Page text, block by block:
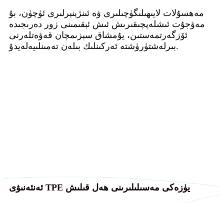
مەھسۇلات لايىھىلىگۈچىلىرى ۋە ئىنژېنېرلىرى ئۈچۈن، بۇ
مەۋجۇت ئىشلەپچىقىرىش ئىش ئېقىمىنى زور دەرىجىدە
ئۆزگەرتمەستىن، يۇمشاق سېزىمچان قەۋەتلەرنى
بىرلەشتۈرۈشتە ئەركىنلىك بىلەن تەمىنلىيەلەيدۇ.
ئەنئەنىۋى TPE يۈزەكى مەسىلىلىرىنى ھەل قىلىش